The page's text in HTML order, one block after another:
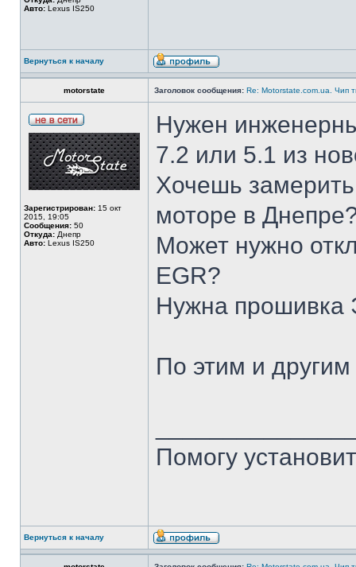
Авто: Lexus IS250
Вернуться к началу
motorstate Заголовок сообщения: Re: Motorstate.com.ua. Чип
Зарегистрирован: 15 окт
2015, 19:05
Сообщения: 50
Откуда: Днепр
Авто: Lexus IS250
Нужен
7.2 или 5.1 из
Хочешь
моторе в
Может нужно
EGR?
Нужна прошивка
По этим и
Помогу
Вернуться к началу